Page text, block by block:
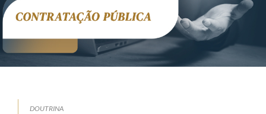
DOUTRINA